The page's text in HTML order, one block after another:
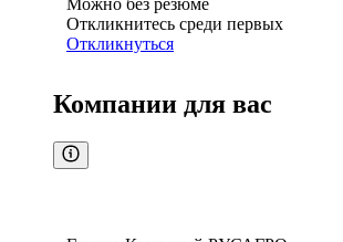
Можно без резюме
Откликнитесь среди первых
Откликнуться
Компании для вас